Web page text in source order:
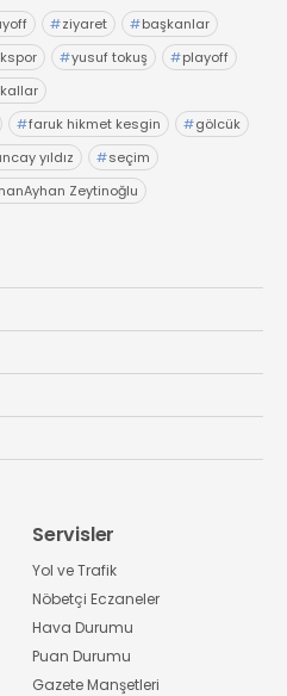
#ziyaret #başkanlar
#yusuf tokuş #playoff
#faruk hikmet kesgin #gölcük
yıldız #seçim
Zeytinoğlu
Servisler
Yol ve Trafik
Nöbetçi Eczaneler
Hava Durumu
Puan Durumu
Gazete Manşetleri